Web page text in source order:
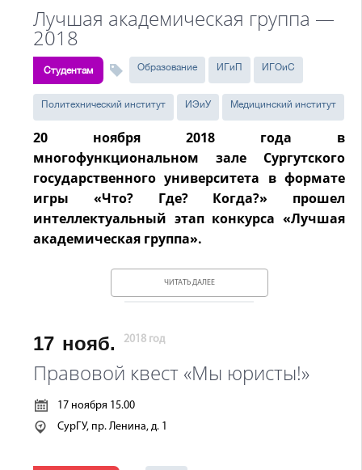
Лучшая академическая группа —
2018
Студентам Образование ИГиП ИГОиС
Политехнический институт ИЭиУ Медицинский институт
20 ноября 2018 года в
многофункциональном зале Сургутского
государственного университета в формате
игры «Что? Где? Когда?» прошел
интеллектуальный этап конкурса «Лучшая
академическая группа».
ЧИТАТЬ ДАЛЕЕ
17 нояб. 2018 год
Правовой квест «Мы юристы!»
17 ноября 15.00
СурГУ, пр. Ленина, д. 1